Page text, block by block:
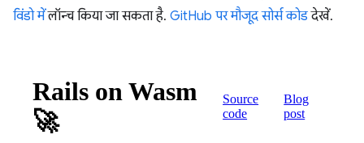
विंडो मेंलॉन्च किया जा सकता है. GitHub पर मौजूद सोर्स कोडदेखें.